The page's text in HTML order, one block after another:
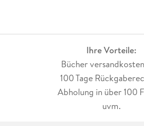
Ihre Vorteile:
Bücher
100 Tage
Abholung in über 100
uvm.